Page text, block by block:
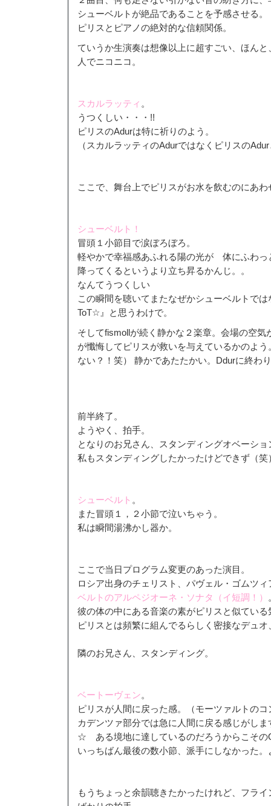
シューベルトが絶品であることを予感させる。
ピリスとピアノの絶対的な信頼関係。
ていうか生演奏は想像以上に超すごい、ほん
人でニコニコ。
スカルラッティ 。
うつくしい・・・!!
ピリスのAdurは特に祈りのよう。
（スカルラッティのAdurではなくピリスの
ここで、舞台上でピリスがお水を飲むのにあ
シューベルト！
冒頭１小節目で涙ぼろぼろ。
軽やかで幸福感あふれる陽の光が 体にふわっ
降ってくるというより立ち昇るかんじ。。
なんてうつくしい
この瞬間を聴いてまたなぜかシューベルトで
ToT☆』と思うわけで。
そしてfismollが続く静かな２楽章。会場の空気
が懺悔してピリスが救いを与えているかのよ
ない？！笑） 静かであたたかい。Ddurに終わ
前半終了。
ようやく、拍手。
となりのお兄さん、スタンディングオベーショ
私もスタンディングしたかったけどできず（笑
シューベルト 。
また冒頭１，２小節で泣いちゃう。
私は瞬間湯沸かし器か。
ここで当日プログラム変更のあった演目。
ロシア出身のチェリスト、パヴェル・ゴムツ
ベルトのアルペジオーネ・ソナタ（イ短調！）
彼の体の中にある音楽の素がピリスと似てい
ピリスとは頻繁に組んでるらしく密接なデュ
隣のお兄さん、スタンディング。
ベートーヴェン。
ピリスが人間に戻った感。（モーツァルトの
カデンツァ部分では急に人間に戻る感じがし
☆ ある境地に達しているのだろうからこその
いっちばん最後の数小節、派手にしなかった。
もうちょっと余韻聴きたかったけれど、フラ